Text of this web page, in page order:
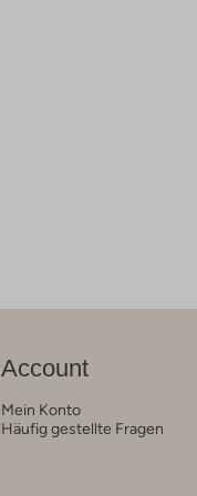
Account
Mein Konto
Häufig gestellte Fragen